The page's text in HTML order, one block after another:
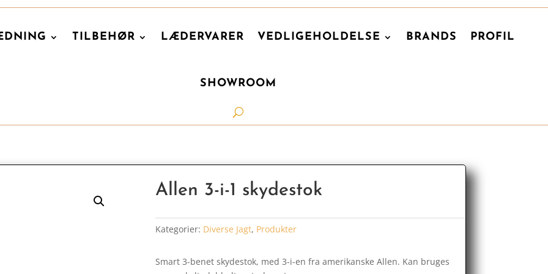
TILBEHØR LÆDERVARER VEDLIGEHOLDELSE BRANDS PROFIL
SHOWROOM
Allen 3-i-1 skydestok
Kategorier: Diverse Jagt, Produkter
Smart 3-benet skydestok, med 3-i-en fra amerikanske Allen. Kan bruges